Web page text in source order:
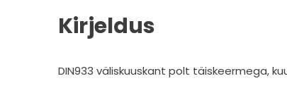
Kirjeldus
DIN933 väliskuuskant polt täiskeermega,